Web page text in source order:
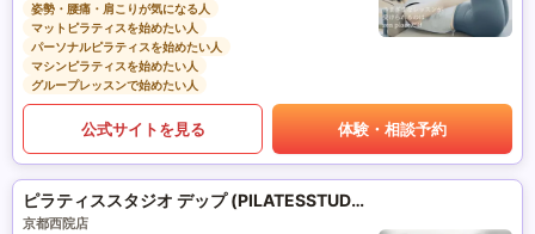
姿勢・腰痛・肩こりが気になる人
マットピラティスを始めたい人
パーソナルピラティスを始めたい人
マシンピラティスを始めたい人
グループレッスンで始めたい人
公式サイトを見る 体験・相談予約
ピラティススタジオ デップ (PILATESSTUDIO DEP)
京都西院店